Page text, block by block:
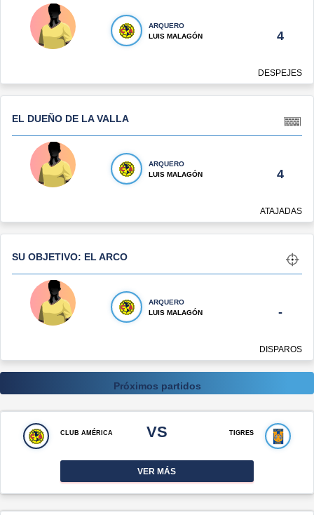
ARQUERO
LUIS MALAGÓN
4
DESPEJES
EL DUEÑO DE LA VALLA
ARQUERO
LUIS MALAGÓN
4
ATAJADAS
SU OBJETIVO: EL ARCO
ARQUERO
LUIS MALAGÓN
-
DISPAROS
Próximos partidos
CLUB AMÉRICA VS TIGRES
VER MÁS